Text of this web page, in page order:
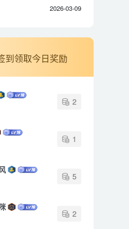
2026-03-09
到领取今日奖励
2
1
5
2